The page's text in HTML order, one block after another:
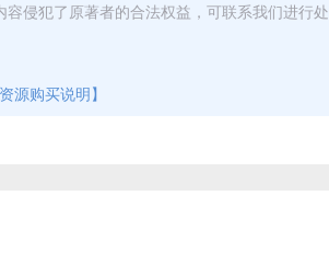
侵犯了原著者的合法权益，可联系我们进行处
资源购买说明】